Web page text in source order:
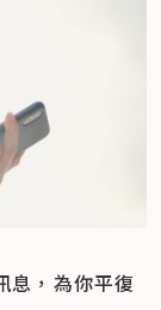
息，為你平復